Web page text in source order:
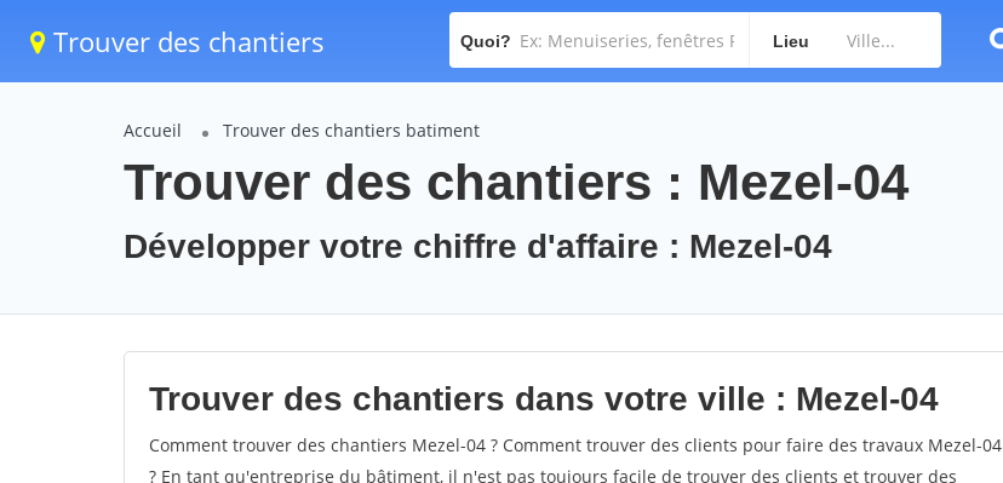
Trouver des chantiers Quoi? Lieu
Accueil Trouver des chantiers batiment
Trouver des chantiers : Mezel-04
Développer votre chiffre d'affaire : Mezel-04
Trouver des chantiers dans votre ville : Mezel-04
Comment trouver des chantiers Mezel-04 ? Comment trouver des clients pour faire des travaux Mezel-04
? En tant qu'entreprise du bâtiment, il n'est pas toujours facile de trouver des clients et trouver des